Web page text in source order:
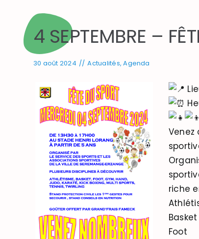
4 SEPTEMBRE –
30 août 2024 // Actualités,Agenda
riche
Basket
Foot